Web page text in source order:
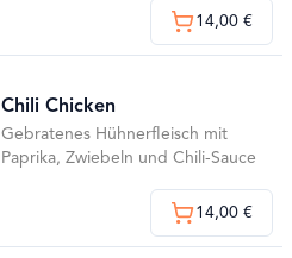
14,00 €
Chili Chicken
Gebratenes Hühnerfleisch mit
Paprika, Zwiebeln und Chili-Sauce
14,00 €